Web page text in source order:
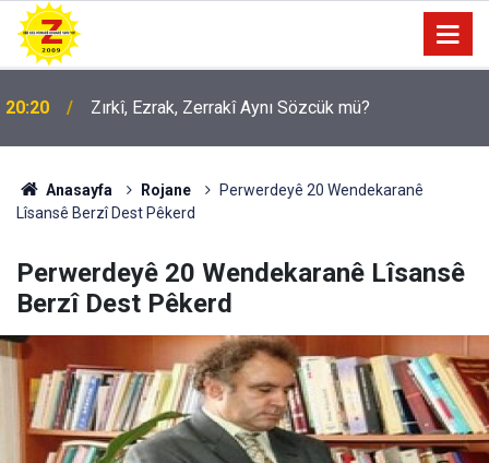
20:20
Zırkî, Ezrak, Zerrakî Aynı Sözcük mü?
09:56
Ji Zilma Partîzanan Nimûneyeka Piçûk
Anasayfa Rojane
Perwerdeyê 20 Wendekaranê
Lîsansê Berzî Dest Pêkerd
Perwerdeyê 20 Wendekaranê Lîsansê
Berzî Dest Pêkerd